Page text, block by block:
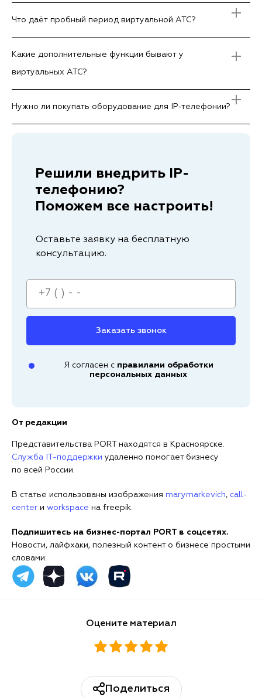
Что даёт пробный период виртуальной АТС?
Какие дополнительные функции бывают у
виртуальных АТС?
Нужно ли покупать оборудование для IP‑телефонии?
Решили внедрить IP-
телефонию?
Поможем все настроить!
Оставьте заявку на бесплатную
консультацию.
Заказать звонок
Я согласен с правилами обработки
персональных данных
От редакции
Представительства PORT находятся в Красноярске.
Служба IT-поддержки удаленно помогает бизнесу
по всей России.
В статье использованы изображения marymarkevich, call-
center и workspace на freepik.
Подпишитесь на бизнес-портал PORT в соцсетях.
Новости, лайфхаки, полезный контент о бизнесе простыми
словами:
Оцените материал
Поделиться